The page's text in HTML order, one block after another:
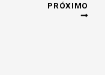
PRÓXIMO